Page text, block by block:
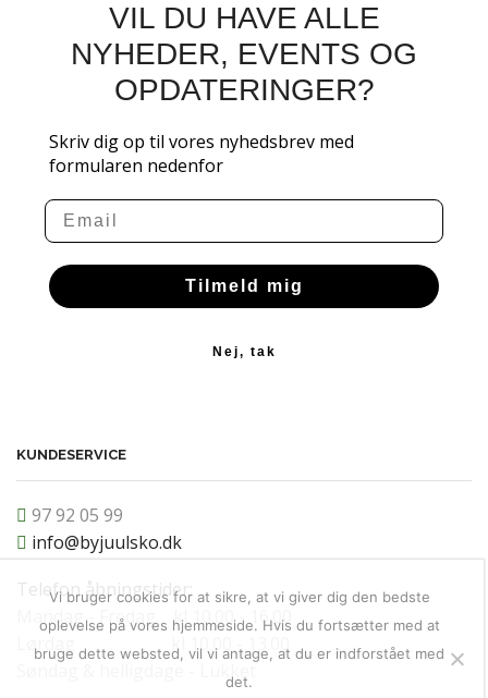
VIL DU HAVE ALLE
NYHEDER, EVENTS OG
OPDATERINGER?
Skriv dig op til vores nyhedsbrev med
formularen nedenfor
Email
Tilmeld mig
Nej, tak
KUNDESERVICE
97 92 05 99
info@byjuulsko.dk
Telefon åbningstider:
Mandag - Fredag kl 10.00 - 16.00
Lørdag kl 10.00 - 13.00
Søndag & helligdage - Lukket
Vi bruger cookies for at sikre, at vi giver dig den bedste
oplevelse på vores hjemmeside. Hvis du fortsætter med at
bruge dette websted, vil vi antage, at du er indforstået med
det.